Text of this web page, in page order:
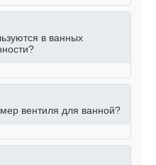
в ванных
вентиля для ванной?